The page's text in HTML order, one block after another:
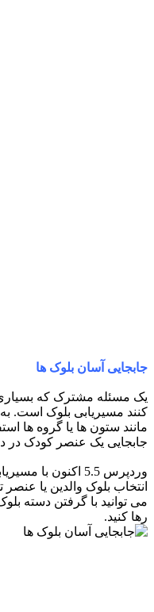
جابجایی آسان بلوک ها
یک مسئله مشترک که
کنند مسیریابی بلوک است.
مانند ستون ها یا گروه ها
جابجایی یک عنصر کودک
وردپرس 5.5 اکنون
انتخاب بلوک والدین یا
می توانید با گرفتن دسته
رها کنید.